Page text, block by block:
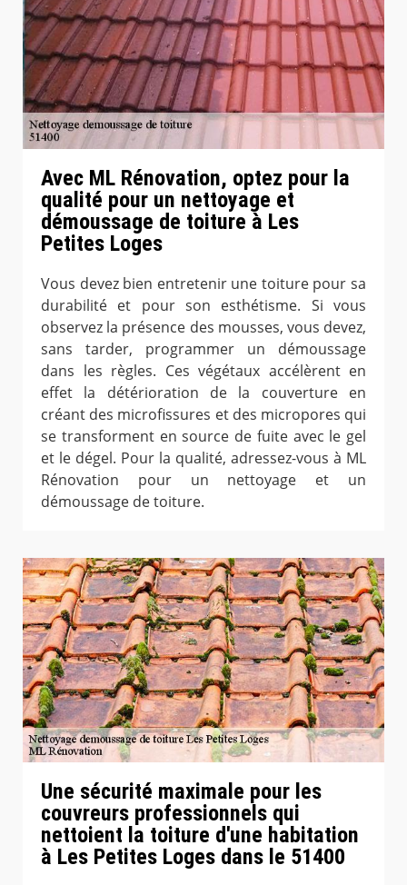
Avec ML Rénovation, optez pour la
qualité pour un nettoyage et
démoussage de toiture à Les
Petites Loges
Vous devez bien entretenir une toiture pour sa
durabilité et pour son esthétisme. Si vous
observez la présence des mousses, vous devez,
sans tarder, programmer un démoussage
dans les règles. Ces végétaux accélèrent en
effet la détérioration de la couverture en
créant des microfissures et des micropores qui
se transforment en source de fuite avec le gel
et le dégel. Pour la qualité, adressez-vous à ML
Rénovation pour un nettoyage et un
démoussage de toiture.
Une sécurité maximale pour les
couvreurs professionnels qui
nettoient la toiture d'une habitation
à Les Petites Loges dans le 51400